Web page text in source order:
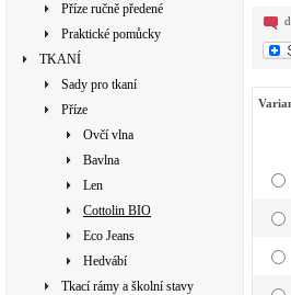
Příze ručně předené
Praktické pomůcky
TKANÍ
Sady pro tkaní
Příze
Ovčí vlna
Bavlna
Len
Cottolin BIO
Eco Jeans
Hedvábí
Tkací rámy a školní stavy